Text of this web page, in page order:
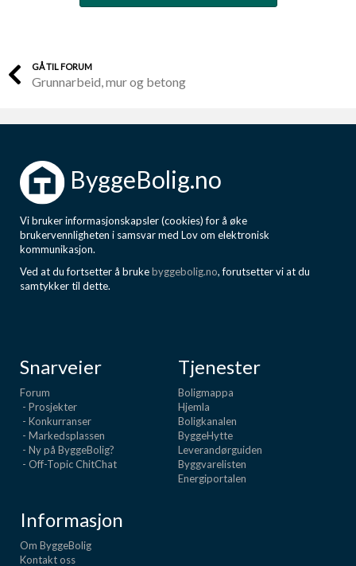
GÅ TIL FORUM
Grunnarbeid, mur og betong
ByggeBolig.no
Vi bruker informasjonskapsler (cookies) for å øke
brukervennligheten i samsvar med Lov om elektronisk
kommunikasjon.
Ved at du fortsetter å brukebyggebolig.no, forutsetter vi at du
samtykker til dette.
Snarveier
Forum
- Prosjekter
- Konkurranser
- Markedsplassen
- Ny på ByggeBolig?
- Off-Topic ChitChat
Tjenester
Boligmappa
Hjemla
Boligkanalen
ByggeHytte
Leverandørguiden
Byggvarelisten
Energiportalen
Informasjon
Om ByggeBolig
Kontakt oss